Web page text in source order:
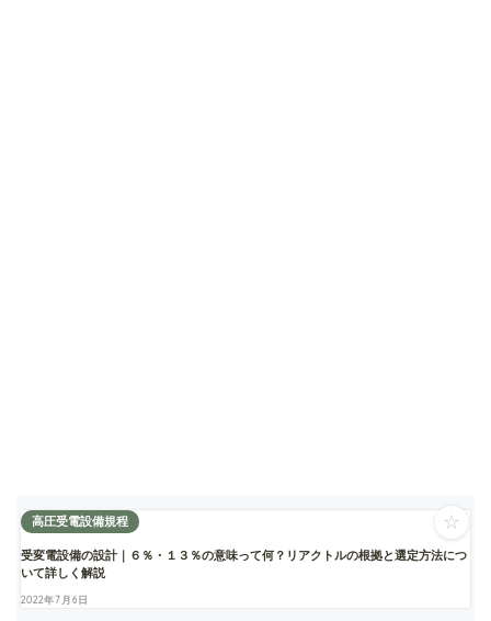
高圧受電設備規程
受変電設備の設計｜６％・１３％の意味って何？リアクトルの根拠と選定方法につ
いて詳しく解説
2022年7月6日
☆